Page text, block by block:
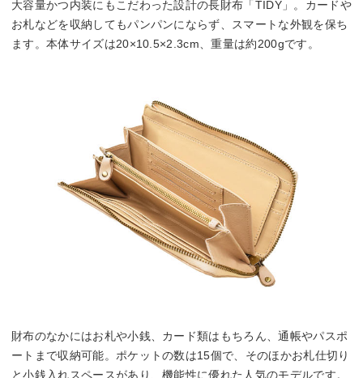
大容量かつ内装にもこだわった設計の長財布「TIDY」。カードや
お札などを収納してもパンパンにならず、スマートな外観を保ち
ます。本体サイズは20×10.5×2.3cm、重量は約200gです。
財布のなかにはお札や小銭、カード類はもちろん、通帳やパスポ
ートまで収納可能。ポケットの数は15個で、そのほかお札仕切り
と小銭入れスペースがあり、機能性に優れた人気のモデルです。